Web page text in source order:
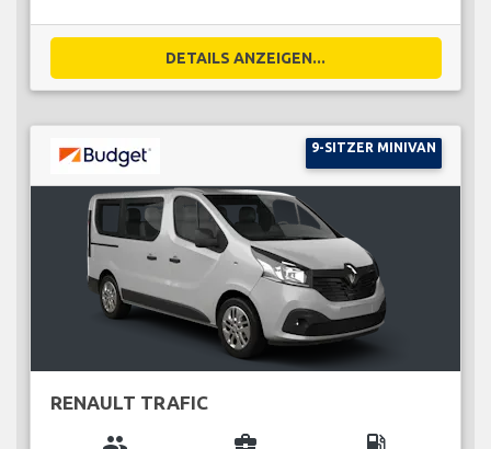
DETAILS ANZEIGEN...
9-SITZER MINIVAN
RENAULT TRAFIC
group business_center local_gas_station